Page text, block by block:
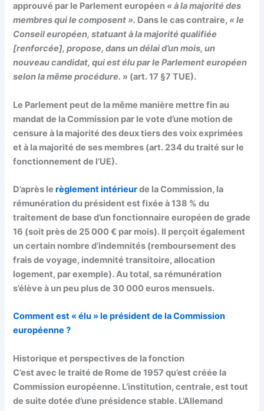
approuvé par le Parlement européen « à la majorité des
membres qui le composent ». Dans le cas contraire, « le
Conseil européen, statuant à la majorité qualifiée
[renforcée], propose, dans un délai d’un mois, un
nouveau candidat, qui est élu par le Parlement européen
selon la même procédure. » (art. 17 §7 TUE).
Le Parlement peut de la même manière mettre fin au
mandat de la Commission par le vote d’une motion de
censure à la majorité des deux tiers des voix exprimées
et à la majorité de ses membres (art. 234 du traité sur le
fonctionnement de l’UE).
D’après lerèglement intérieurde la Commission, la
rémunérationdu président est fixée à 138 % du
traitement de base d’un fonctionnaire européen de grade
16 (soit près de 25 000 € par mois). Il perçoit également
un certain nombre d’indemnités (remboursement des
frais de voyage, indemnité transitoire, allocation
logement, par exemple). Au total, sa rémunération
s’élève à un peu plus de 30 000 euros mensuels.
Comment est « élu » le président de la Commission
européenne ?
Historique et perspectives de la fonction
C’est avec le traité de Rome de 1957 qu’est créée la
Commission européenne. L’institution, centrale, est tout
de suite dotée d’une présidence stable. L’Allemand